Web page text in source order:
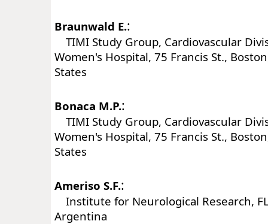
Braunwald E.:
TIMI Study Group, Cardiovascular
Women's Hospital, 75 Francis St.,
States
Bonaca M.P.:
TIMI Study Group, Cardiovascular
Women's Hospital, 75 Francis St.,
States
Ameriso S.F.:
Institute for Neurological Research,
Argentina